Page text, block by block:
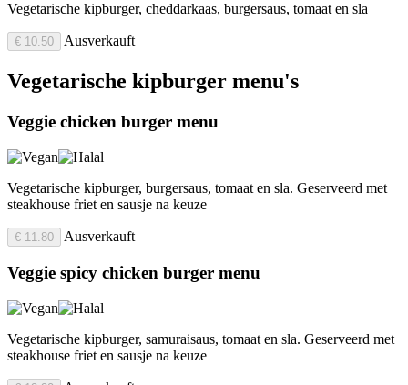
Vegetarische kipburger, cheddarkaas, burgersaus, tomaat en sla
€ 10.50 Ausverkauft
Vegetarische kipburger menu's
Veggie chicken burger menu
Vegetarische kipburger, burgersaus, tomaat en sla. Geserveerd met
steakhouse friet en sausje na keuze
€ 11.80 Ausverkauft
Veggie spicy chicken burger menu
Vegetarische kipburger, samuraisaus, tomaat en sla. Geserveerd met
steakhouse friet en sausje na keuze